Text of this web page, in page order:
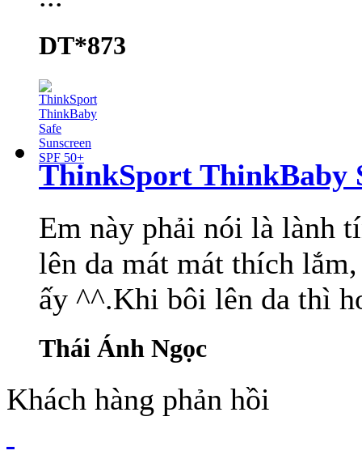
DT*873
ThinkSport ThinkBaby
Em này phải nói là lành
lên da mát mát thích
ấy ^^.Khi bôi lên da thì
Thái Ánh Ngọc
Khách hàng phản hồi